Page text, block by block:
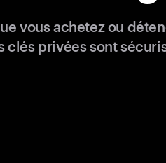
vous achetez ou
clés privées sont